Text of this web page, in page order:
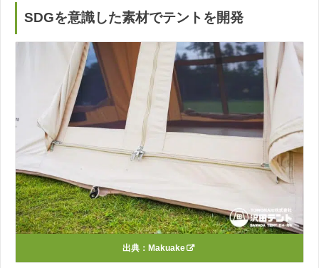
SDGを意識した素材でテントを開発
出典： Makuake